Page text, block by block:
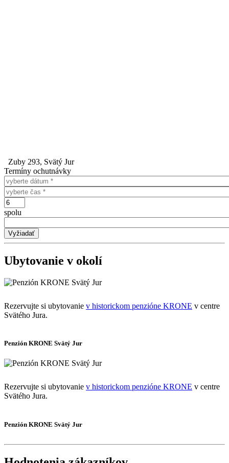
Zuby 293, Svätý Jur
Termíny ochutnávky
Dátum
Čas
Počet
spolu
Ubytovanie v okolí
Rezervujte si ubytovanie v historickom penzióne KRONE v centre
Svätého Jura.
Penzión KRONE Svätý Jur
Rezervujte si ubytovanie v historickom penzióne KRONE v centre
Svätého Jura.
Penzión KRONE Svätý Jur